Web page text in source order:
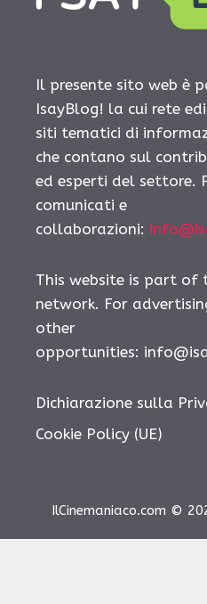
Il presente sito web è
IsayBlog! la cui rete
siti tematici di
che contano sul
ed esperti del settore.
comunicati e
collaborazioni:
This website is part of
network. For
other
opportunities:
Dichiarazione sulla
Cookie Policy (UE)
IlCinemaniaco.com ©